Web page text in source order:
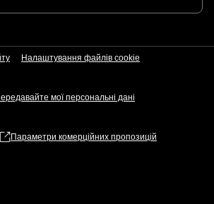
Налаштування файлів​ cookie
мої персональні дані
Параметри комерційних пропозицій